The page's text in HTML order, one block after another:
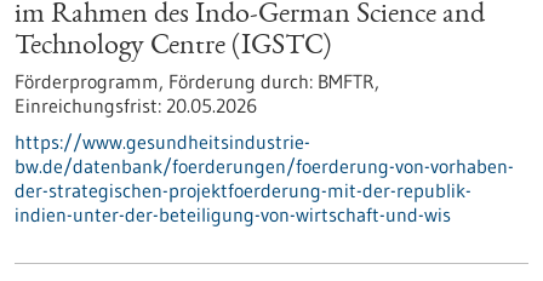
im Rahmen des Indo-German Science and
Technology Centre (IGSTC)
Förderprogramm, Förderung durch: BMFTR,
Einreichungsfrist: 20.05.2026
https://www.gesundheitsindustrie-
bw.de/datenbank/foerderungen/foerderung-von-vorhaben-
der-strategischen-projektfoerderung-mit-der-republik-
indien-unter-der-beteiligung-von-wirtschaft-und-wis